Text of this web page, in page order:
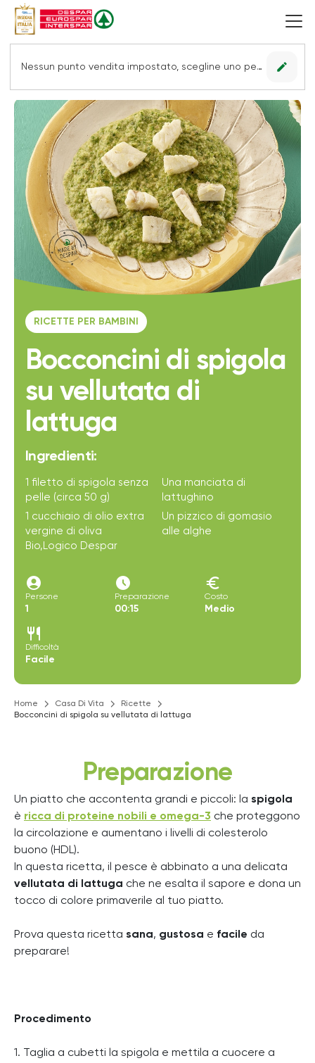
Nessun punto vendita impostato, scegline uno per vedere le offerte. edit
RICETTE PER BAMBINI
Bocconcini di spigola
su vellutata di
lattuga
Ingredienti:
1 filetto di spigola senza
pelle (circa 50 g)
Una manciata di
lattughino
1 cucchiaio di olio extra
vergine di oliva
Bio,Logico Despar
Un pizzico di gomasio
alle alghe
account_circle
Persone
1
access_time_filled
Preparazione
00:15
euro
Costo
Medio
restaurant
Difficoltà
Facile
Home Casa Di Vita
Ricette
Bocconcini di spigola su vellutata di lattuga
Preparazione
Un piatto che accontenta grandi e piccoli: la spigola
è ricca di proteine nobili e omega-3 che proteggono
la circolazione e aumentano i livelli di colesterolo
buono (HDL).
In questa ricetta, il pesce è abbinato a una delicata
vellutata di lattuga che ne esalta il sapore e dona un
tocco di colore primaverile al tuo piatto.
Prova questa ricetta sana, gustosa e facile da
preparare!
Procedimento
1. Taglia a cubetti la spigola e mettila a cuocere a